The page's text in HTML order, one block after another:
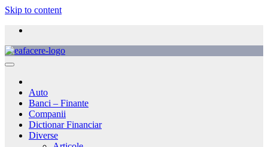
Skip to content
Auto
Banci – Finante
Companii
Dictionar Financiar
Diverse